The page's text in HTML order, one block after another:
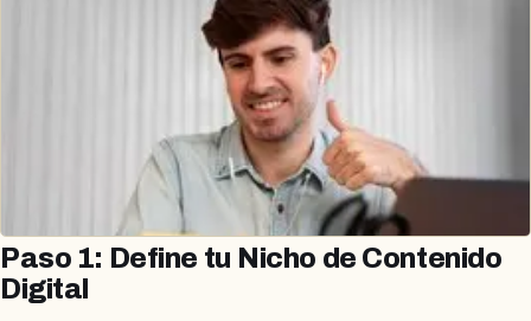
Paso 1: Define tu Nicho de Contenido
Digital